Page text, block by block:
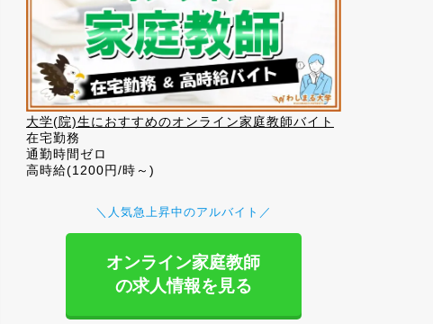
大学(院)生におすすめのオンライン家庭教師バイト
在宅勤務
通勤時間ゼロ
高時給(1200円/時～)
＼人気急上昇中のアルバイト／
オンライン家庭教師
の求人情報を見る